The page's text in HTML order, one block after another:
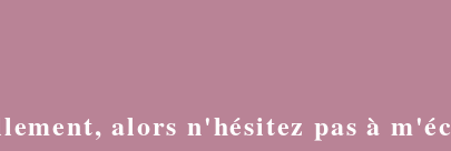
alors n'hésitez pas à